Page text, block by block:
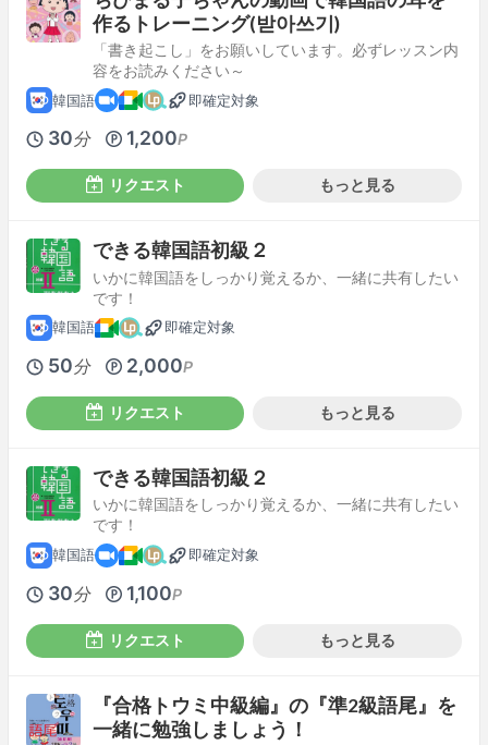
作るトレーニング(받아쓰기)
「書き起こし」をお願いしています。必ずレッスン内
容をお読みください～
韓国語 即確定対象
30分 1,200P
リクエスト もっと見る
できる韓国語初級２
いかに韓国語をしっかり覚えるか、一緒に共有したい
です！
韓国語 即確定対象
50分 2,000P
リクエスト もっと見る
できる韓国語初級２
いかに韓国語をしっかり覚えるか、一緒に共有したい
です！
韓国語 即確定対象
30分 1,100P
リクエスト もっと見る
『合格トウミ中級編』の『準2級語尾』を
一緒に勉強しましょう！